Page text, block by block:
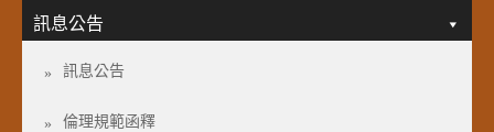
訊息公告
訊息公告
倫理規範函釋